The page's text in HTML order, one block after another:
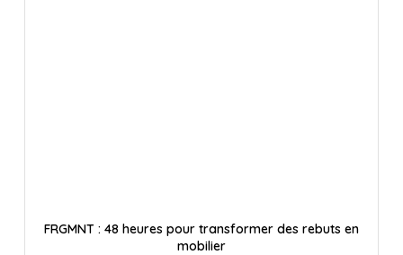
FRGMNT : 48 heures pour transformer des rebuts en
mobilier